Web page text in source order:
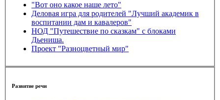
"Вот оно какое наше лето"
Деловая игра для родителей "Лучший академик в
воспитании дам и кавалеров"
НОД "Путешествие по сказкам" с блоками
Дьениша.
Проект "Разноцветный мир"
Развитие речи